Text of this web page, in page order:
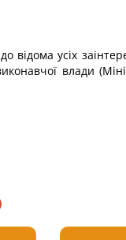
усіх
влади